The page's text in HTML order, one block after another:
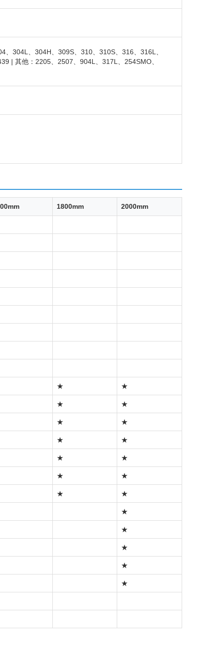
304L、304H、309S、310、310S、316、316L、
| 其他：2205、2507、904L、317L、254SMO、
1800mm 2000mm
★ ★
★ ★
★ ★
★ ★
★ ★
★ ★
★ ★
★
★
★
★
★